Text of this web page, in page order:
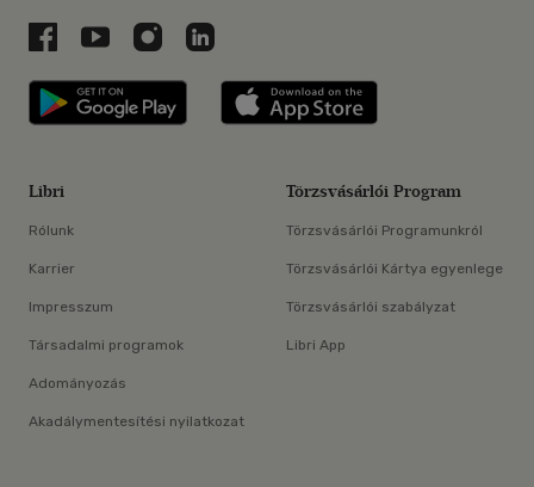
Libri a Facebookon
Libri a Youtube-on
Libri az Instagramon
Libri a LinkedInen
Libri applikáció Szerezd meg: Google
Libri
Rólunk
Karrier
Impresszum
Társadalmi programok
Adományozás
Akadálymentesítési nyilatkozat
Törzsvásárlói Program
Törzsvásárlói Programunkról
Törzsvásárlói Kártya egyenlege
Törzsvásárlói szabályzat
Libri App